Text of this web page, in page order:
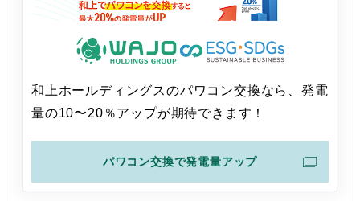
和上ホールディングスのパワコン交換なら、発電
量の10〜20％アップが期待できます！
パワコン交換で発電量アップ